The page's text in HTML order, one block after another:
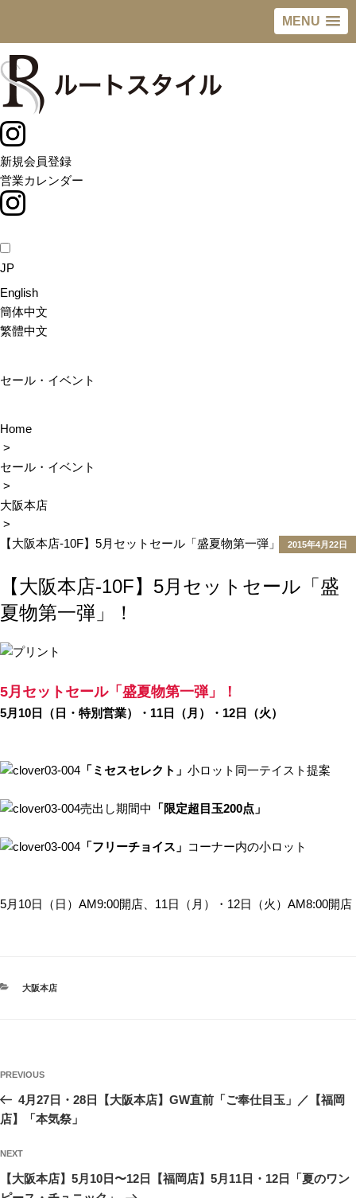
MENU
to
content
新規会員登録
営業カレンダー
JP
English
簡体中文
繁體中文
セール・イベント
Home
>
セール・イベント
>
大阪本店
>
【大阪本店-10F】5月セットセール「盛夏物第一弾」！
POSTED
2015年4月22日
【大阪本店-10F】5月セットセール「盛
夏物第一弾」！
5月セットセール「盛夏物第一弾」！
5月10日（日・特別営業）・11日（月）・12日（火）
「ミセスセレクト」 小ロット同一テイスト提案
売出し期間中 「限定超目玉200点」
「フリーチョイス」 コーナー内の小ロット
5月10日（日）AM9:00開店、11日（月）・12日（火）AM8:00開店
CATEGORIES
大阪本店
ナ
ゲ
ー
Previous
Post
PREVIOUS
4月27日・28日【大阪本店】GW直前「ご奉仕目玉」／【福岡
店】「本気祭」
Next
Post
NEXT
【大阪本店】5月10日〜12日【福岡店】5月11日・12日「夏のワン